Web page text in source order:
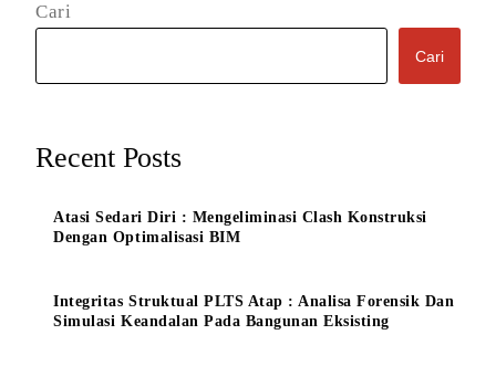
Cari
Cari
Recent Posts
Atasi Sedari Diri : Mengeliminasi Clash Konstruksi
Dengan Optimalisasi BIM
Integritas Struktual PLTS Atap : Analisa Forensik Dan
Simulasi Keandalan Pada Bangunan Eksisting